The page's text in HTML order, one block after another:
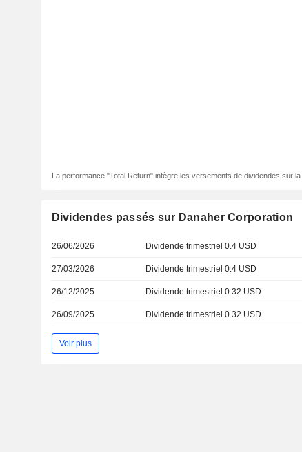
La performance "Total Return" intègre les versements de dividendes sur
Dividendes passés sur Danaher Corporation
26/06/2026 Dividende trimestriel 0.4 USD
27/03/2026 Dividende trimestriel 0.4 USD
26/12/2025 Dividende trimestriel 0.32 USD
26/09/2025 Dividende trimestriel 0.32 USD
Voir plus